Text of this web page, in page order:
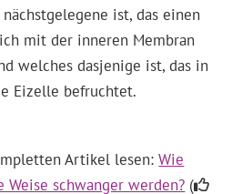
ist, das einen
mit der inneren Membran
welches dasjenige ist, das in
Eizelle befruchtet.
Artikel lesen:Wie
Weise schwanger werden? (